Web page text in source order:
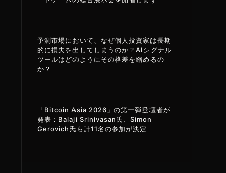
予測市場において、なぜ個人投資家は長期
的に損失を出してしまうのか？AIシグナル
ツールはどのようにその格差を縮めるの
か？
「Bitcoin Asia 2026」の第一弾登壇者が
発表：Balaji Srinivasan氏、Simon
Gerovich氏ら計11名の参加が決定